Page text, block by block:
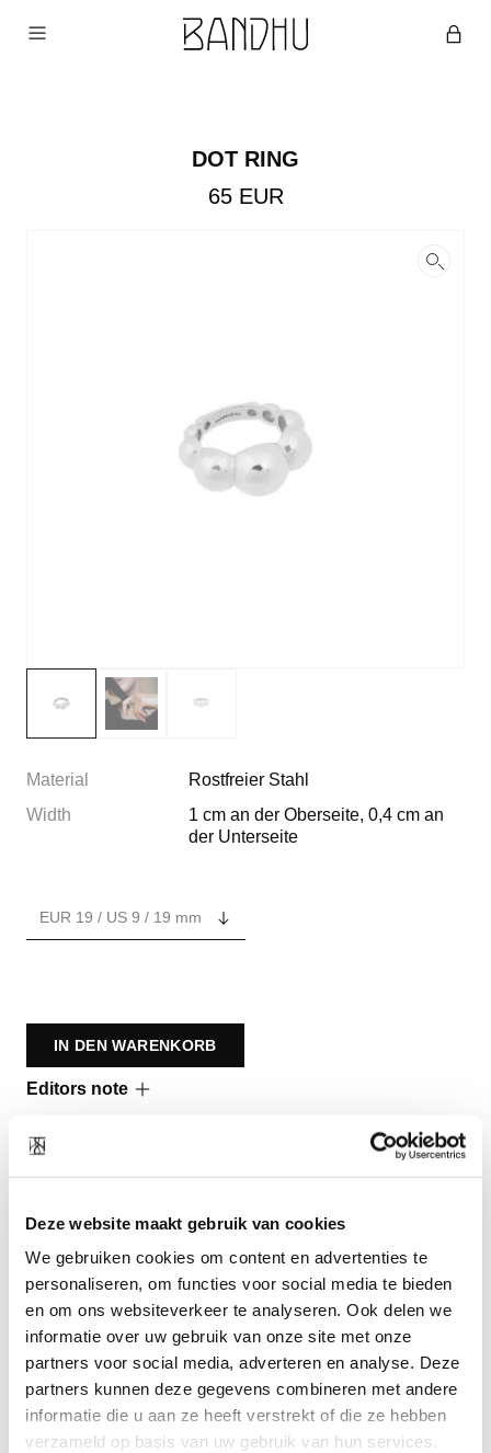
Deze website maakt gebruik van cookies
We gebruiken cookies om content en advertenties te
personaliseren, om functies voor social media te bieden
en om ons websiteverkeer te analyseren. Ook delen we
informatie over uw gebruik van onze site met onze
partners voor social media, adverteren en analyse. Deze
partners kunnen deze gegevens combineren met andere
informatie die u aan ze heeft verstrekt of die ze hebben
verzameld op basis van uw gebruik van hun services.
DOT RING
65EUR
Material
Rostfreier Stahl
Width
1 cm an der Oberseite, 0,4 cm an
der Unterseite
IN DEN WARENKORB
Editors note
Kombinieren mit